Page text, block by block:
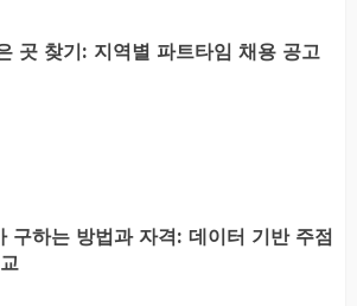
곳 찾기: 지역별 파트타임 채용 공고
구하는 방법과 자격: 데이터 기반 주점